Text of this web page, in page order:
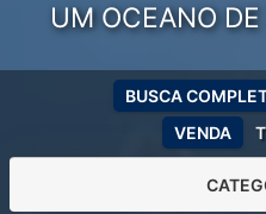
UM OCEANO
VENDA
BUSCA